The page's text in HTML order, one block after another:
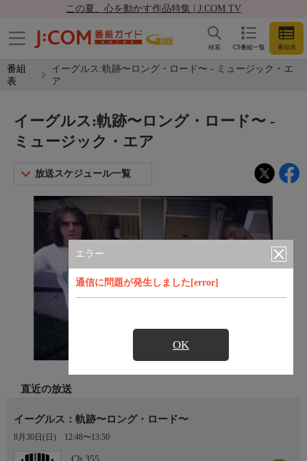
この夏、心を動かす作品特集 | J:COM TV
CS番組一覧 番組表
検索
番組
表
イーグルス:軌跡〜ロング・ロード〜 - ミュージック・エ
ア
エラー
通信に問題が発生しました[error]
OK
イーグルス:軌跡〜ロング・ロード〜 -
ミュージック・エア
放送スケジュール一覧
直近の放送
イーグルス：軌跡〜ロング・ロード〜
8月30日(日) 12:48〜13:50